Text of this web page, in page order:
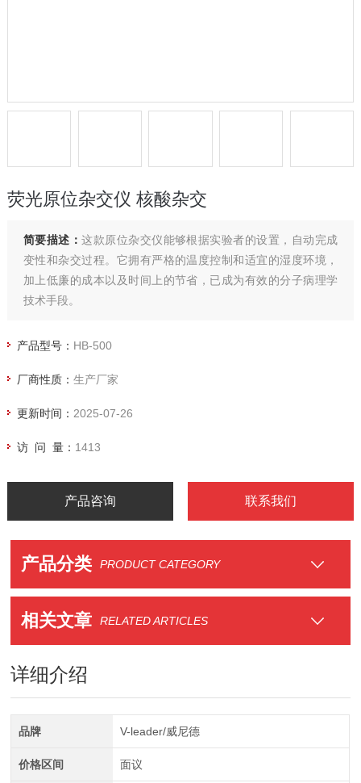
荧光原位杂交仪 核酸杂交
简要描述：这款原位杂交仪能够根据实验者的设置，自动完成
变性和杂交过程。它拥有严格的温度控制和适宜的湿度环境，
加上低廉的成本以及时间上的节省，已成为有效的分子病理学
技术手段。
产品型号： HB-500
厂商性质： 生产厂家
更新时间： 2025-07-26
访 问 量： 1413
产品咨询 联系我们
产品分类 PRODUCT CATEGORY
相关文章 RELATED ARTICLES
详细介绍
品牌 V-leader/威尼德
价格区间 面议